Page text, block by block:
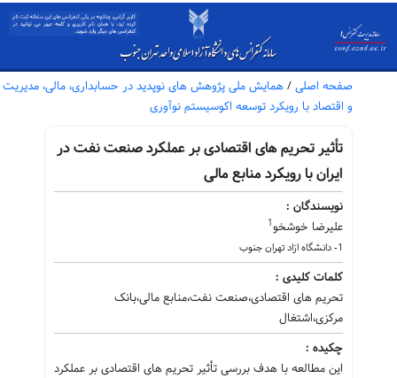
صفحه اصلی / همایش ملی پژوهش های نوپدید در حسابداری، مالی، مدیریت
و اقتصاد با رویکرد توسعه اکوسیستم نوآوری
تأثیر تحریم های اقتصادی بر عملکرد صنعت نفت در
ایران با رویکرد منابع مالی
نویسندگان :
علیرضا خوشخو1
1- دانشگاه ازاد تهران جنوب
کلمات کلیدی :
تحریم های اقتصادی،صنعت نفت،منابع مالی،بانک
مرکزی،اشتغال
چکیده :
این مطالعه با هدف بررسی تأثیر تحریم های اقتصادی بر عملکرد